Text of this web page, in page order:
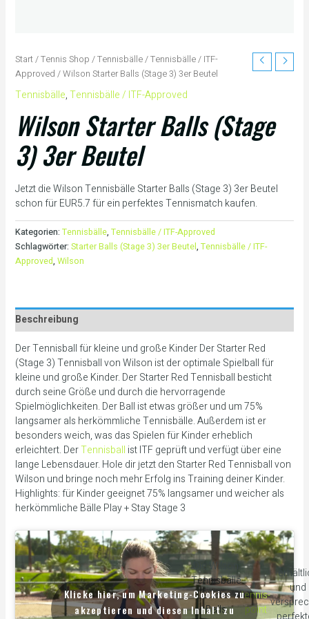
Start/Tennis Shop /Tennisbälle/Tennisbälle / ITF-
Approved / Wilson Starter Balls (Stage 3) 3er Beutel
Tennisbälle,Tennisbälle / ITF-Approved
Wilson Starter Balls (Stage
3) 3er Beutel
Jetzt die Wilson Tennisbälle Starter Balls (Stage 3) 3er Beutel
schon für EUR5.7 für ein perfektes Tennismatch kaufen.
Kategorien: Tennisbälle, Tennisbälle / ITF-Approved
Schlagwörter: Starter Balls (Stage 3) 3er Beutel, Tennisbälle / ITF-
Approved, Wilson
Beschreibung
Der Tennisball für kleine und große Kinder Der Starter Red
(Stage 3) Tennisball von Wilson ist der optimale Spielball für
kleine und große Kinder. Der Starter Red Tennisball besticht
durch seine Größe und durch die hervorragende
Spielmöglichkeiten. Der Ball ist etwas größer und um 75%
langsamer als herkömmliche Tennisbälle. Außerdem ist er
besonders weich, was das Spielen für Kinder erheblich
erleichtert. DerTennisball ist ITF geprüft und verfügt über eine
lange Lebensdauer. Hole dir jetzt den Starter Red Tennisball von
Wilson und bringe noch mehr Erfolg ins Training deiner Kinder.
Highlights: für Kinder geeignet 75% langsamer und weicher als
herkömmliche Bälle Play + Stay Stage 3
Die Wilson
Tennisbälle
Starter
Balls
tennis-
point
und
Klicke hier, um Marketing-Cookies zu
akzeptieren und diesen Inhalt zu